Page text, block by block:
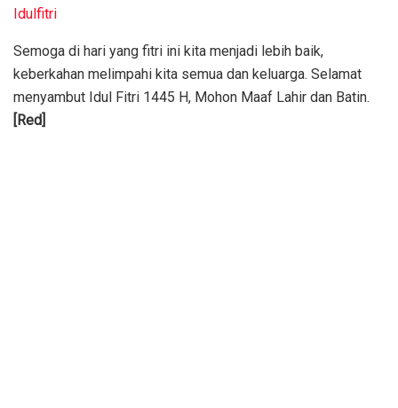
Idulfitri
Semoga di hari yang fitri ini kita menjadi lebih baik,
keberkahan melimpahi kita semua dan keluarga. Selamat
menyambut Idul Fitri 1445 H, Mohon Maaf Lahir dan Batin.
[Red]